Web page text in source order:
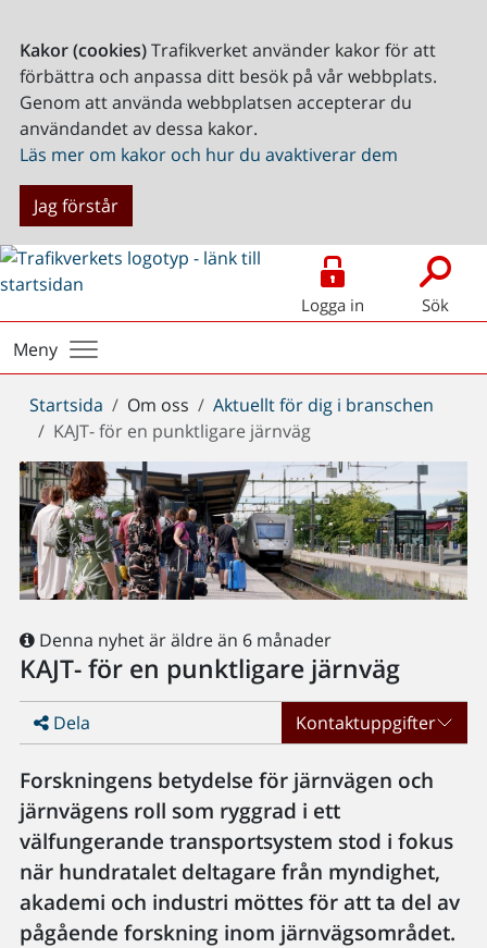
Kakor (cookies)Trafikverket använder kakor för att
förbättra och anpassa ditt besök på vår webbplats.
Genom att använda webbplatsen accepterar du
användandet av dessa kakor.
Läs mer om kakor och hur du avaktiverar dem
Jag förstår
Logga in Sök
Meny
Du
är
här:
Startsida Om oss
Aktuellt för dig i branschen
KAJT- för en punktligare järnväg
Denna nyhet är äldre än 6 månader
KAJT- för en punktligare järnväg
Dela Kontaktuppgifter
Forskningens betydelse för järnvägen och
järnvägens roll som ryggrad i ett
välfungerande transportsystem stod i fokus
när hundratalet deltagare från myndighet,
akademi och industri möttes för att ta del av
pågående forskning inom järnvägsområdet.